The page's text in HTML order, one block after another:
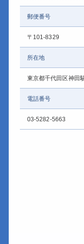
郵便番号
〒101-8329
所在地
東京都千代田区神
電話番号
03-5282-5663